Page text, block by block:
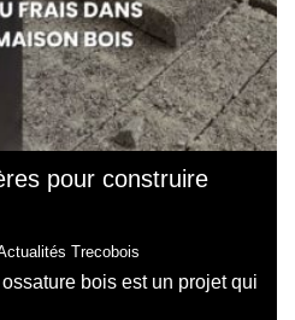
pour construire
Trecobois
bois est un projet qui